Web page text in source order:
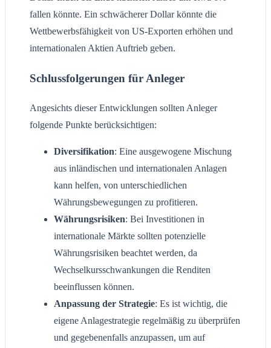
fallen könnte. Ein schwächerer Dollar könnte die
Wettbewerbsfähigkeit von US-Exporten erhöhen und
internationalen Aktien Auftrieb geben.
Schlussfolgerungen für Anleger
Angesichts dieser Entwicklungen sollten Anleger
folgende Punkte berücksichtigen:
Diversifikation: Eine ausgewogene Mischung
aus inländischen und internationalen Anlagen
kann helfen, von unterschiedlichen
Währungsbewegungen zu profitieren.
Währungsrisiken: Bei Investitionen in
internationale Märkte sollten potenzielle
Währungsrisiken beachtet werden, da
Wechselkursschwankungen die Renditen
beeinflussen können.
Anpassung der Strategie: Es ist wichtig, die
eigene Anlagestrategie regelmäßig zu überprüfen
und gegebenenfalls anzupassen, um auf